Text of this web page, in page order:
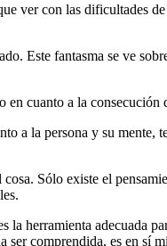
ver con las dificultades
Este fantasma se ve
cuanto a la
a la persona y su mente,
Sólo existe el
herramienta adecuada
comprendida, es en sí